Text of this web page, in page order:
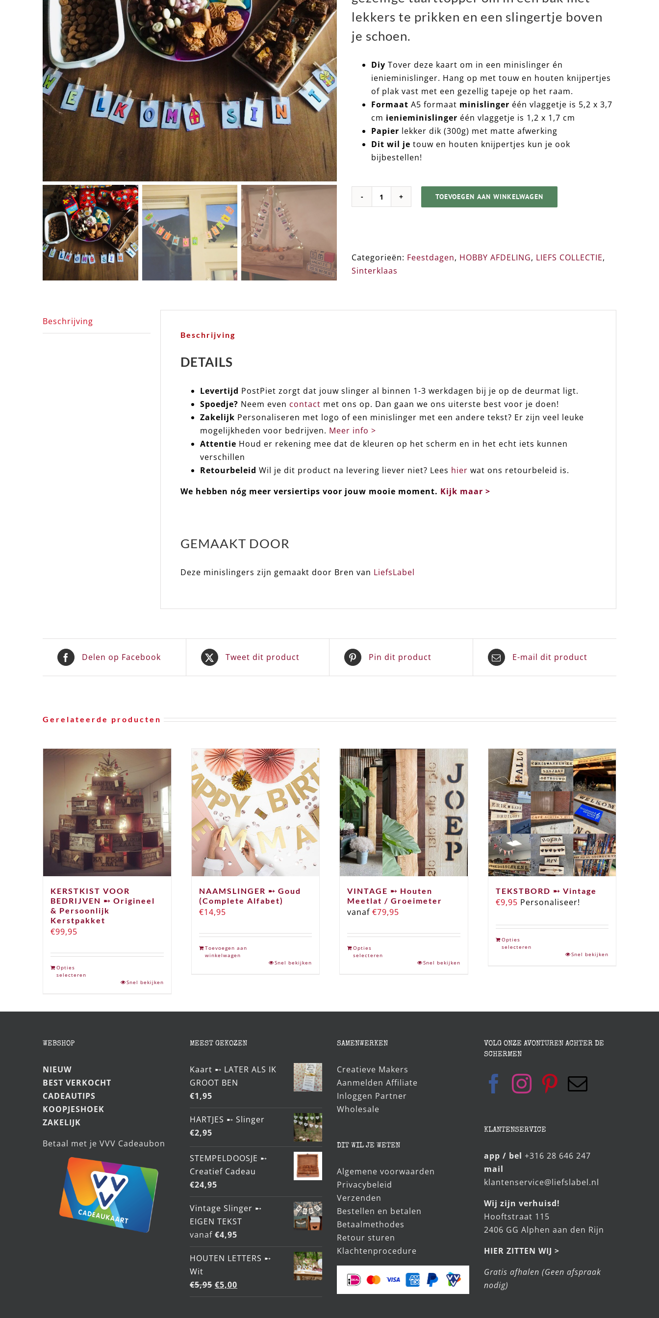
lekkers te prikken en een slingertje boven
je schoen.
Diy Tover deze kaart om in een minislinger én
ienieminislinger. Hang op met touw en houten knijpertjes
of plak vast met een gezellig tapeje op het raam.
Formaat A5 formaat minislinger één vlaggetje is 5,2 x 3,7
cm ienieminislinger één vlaggetje is 1,2 x 1,7 cm
Papier lekker dik (300g) met matte afwerking
Dit wil je touw en houten knijpertjes kun je ook
bijbestellen!
WELKOM
/
Minislinger
TOEVOEGEN AAN WINKELWAGEN
Categorieën: Feestdagen, HOBBY AFDELING, LIEFS COLLECTIE,
Sinterklaas
Beschrijving
Beschrijving
DETAILS
Levertijd PostPiet zorgt dat jouw slinger al binnen 1-3 werkdagen bij je op de deurmat ligt.
Spoedje? Neem even contact met ons op. Dan gaan we ons uiterste best voor je doen!
Zakelijk Personaliseren met logo of een minislinger met een andere tekst? Er zijn veel leuke
mogelijkheden voor bedrijven. Meer info >
Attentie Houd er rekening mee dat de kleuren op het scherm en in het echt iets kunnen
verschillen
Retourbeleid Wil je dit product na levering liever niet? Lees hier wat ons retourbeleid is.
We hebben nóg meer versiertips voor jouw mooie moment. Kijk maar >
GEMAAKT DOOR
Deze minislingers zijn gemaakt door Bren van LiefsLabel
Delen op Facebook Tweet dit product Pin dit product E-mail dit product
Gerelateerde producten
KERSTKIST VOOR
BEDRIJVEN ➸ Origineel
& Persoonlijk
Kerstpakket
€99,95
Opties
selecteren
Snel bekijken
NAAMSLINGER ➸ Goud
(Complete Alfabet)
€14,95
Toevoegen aan
winkelwagen
Snel bekijken
VINTAGE ➸ Houten
Meetlat / Groeimeter
vanaf €79,95
Opties
selecteren
Snel bekijken
TEKSTBORD ➸ Vintage
€9,95 Personaliseer!
Opties
selecteren
Snel bekijken
WEBSHOP
NIEUW
BEST VERKOCHT
CADEAUTIPS
KOOPJESHOEK
ZAKELIJK
Betaal met je VVV Cadeaubon
MEEST GEKOZEN
Kaart ➸ LATER ALS IK
GROOT BEN
€1,95
HARTJES ➸ Slinger
€2,95
STEMPELDOOSJE ➸
Creatief Cadeau
€24,95
Vintage Slinger ➸
EIGEN TEKST
vanaf €4,95
HOUTEN LETTERS ➸
Wit
€5,95 Oorspronkelijke
prijs
€5,00
prijs
SAMENWERKEN
Creatieve Makers
Aanmelden Affiliate
Inloggen Partner
Wholesale
DIT WIL JE WETEN
Algemene voorwaarden
Privacybeleid
Verzenden
Bestellen en betalen
Betaalmethodes
Retour sturen
Klachtenprocedure
VOLG ONZE AVONTUREN ACHTER DE
SCHERMEN
KLANTENSERVICE
app / bel +316 28 646 247
mail
klantenservice@liefslabel.nl
Wij zijn verhuisd!
Hooftstraat 115
2406 GG Alphen aan den Rijn
HIER ZITTEN WIJ >
Gratis afhalen (Geen afspraak
nodig)